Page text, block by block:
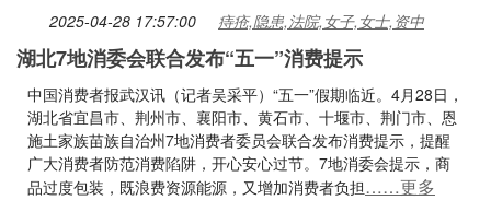
2025-04-28 17:57:00 痔疮,隐患,法院,女子,女士,资中
湖北7地消委会联合发布“五一”消费提示
中国消费者报武汉讯（记者吴采平）“五一”假期临近。4月28日，
湖北省宜昌市、荆州市、襄阳市、黄石市、十堰市、荆门市、恩
施土家族苗族自治州7地消费者委员会联合发布消费提示，提醒
广大消费者防范消费陷阱，开心安心过节。7地消委会提示，商
品过度包装，既浪费资源能源，又增加消费者负担……更多